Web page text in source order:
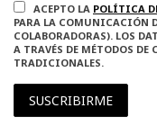
ACEPTO LA POLÍTICA
PARA LA COMUNICACIÓN
COLABORADORAS). LOS
A TRAVÉS DE MÉTODOS
TRADICIONALES.
SUSCRIBIRME